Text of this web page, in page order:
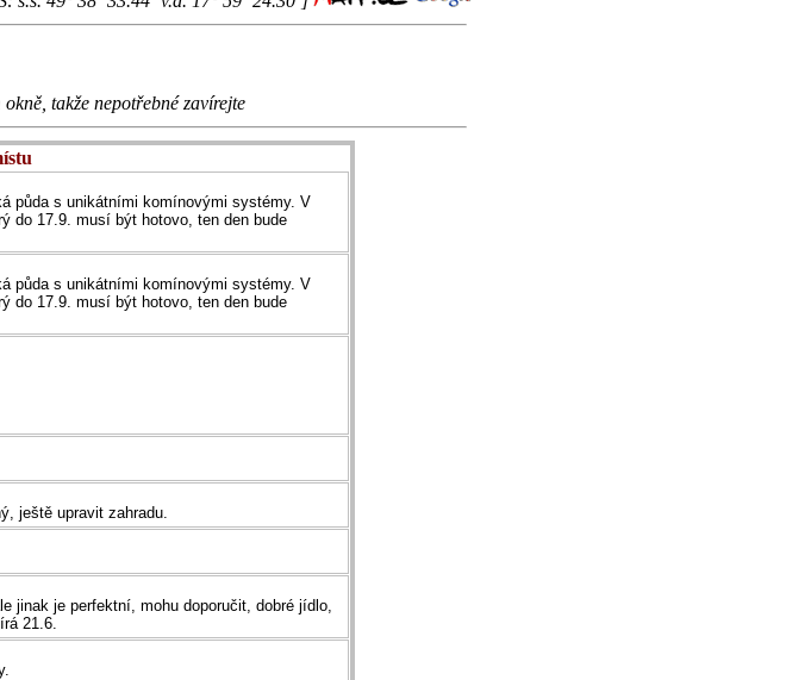
takže nepotřebné zavírejte
půda s unikátními komínovými systémy. V
do 17.9. musí být hotovo, ten den bude
půda s unikátními komínovými systémy. V
do 17.9. musí být hotovo, ten den bude
ještě upravit zahradu.
jinak je perfektní, mohu doporučit, dobré jídlo,
21.6.